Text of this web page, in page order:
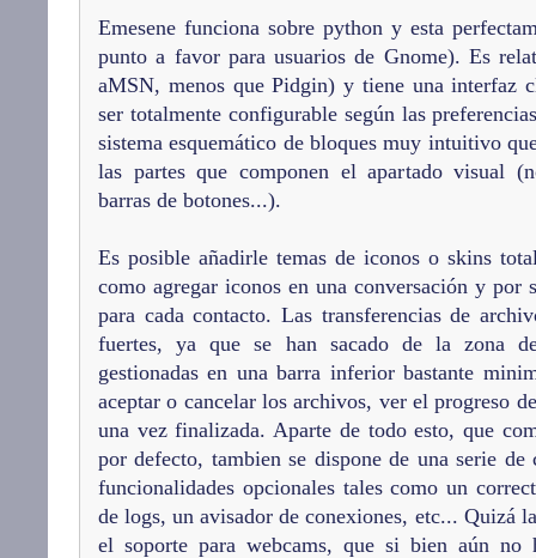
Emesene funciona sobre python y esta
punto a favor para usuarios de Gnome). Es
aMSN, menos que Pidgin) y tiene una interfaz
ser totalmente configurable según las
sistema esquemático de bloques muy intuitivo
las partes que componen el apartado visual
barras de botones...).
Es posible añadirle temas de iconos o skins
como agregar iconos en una conversación y por
para cada contacto. Las transferencias de
fuertes, ya que se han sacado de la zona
gestionadas en una barra inferior bastante
aceptar o cancelar los archivos, ver el progreso
una vez finalizada. Aparte de todo esto, que
por defecto, tambien se dispone de una serie de
funcionalidades opcionales tales como un
de logs, un avisador de conexiones, etc... Quizá
el soporte para webcams, que si bien aún no